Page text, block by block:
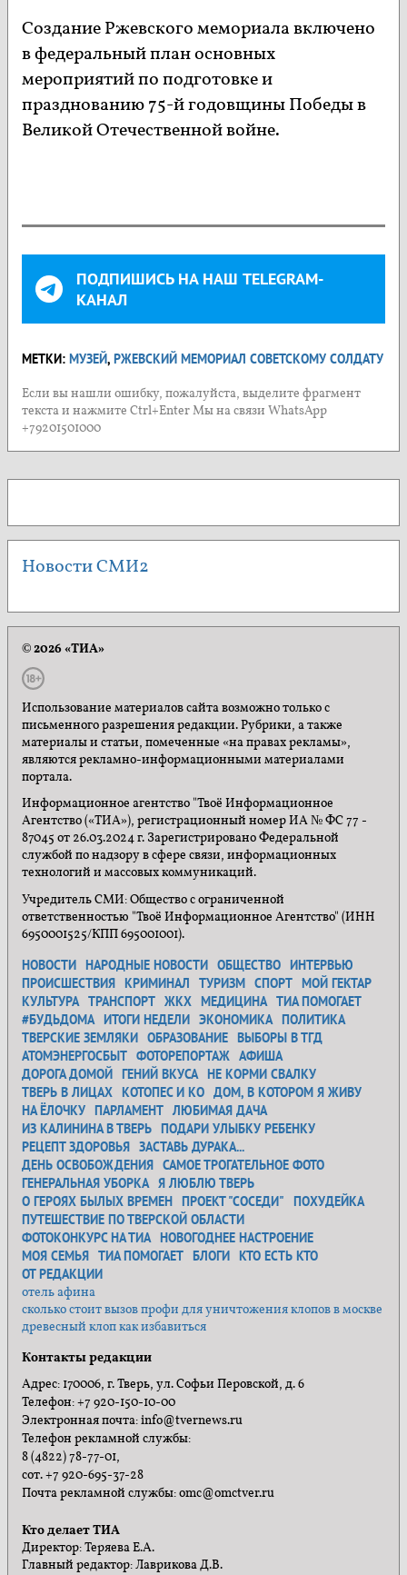
Создание Ржевского мемориала включено
в федеральный план основных
мероприятий по подготовке и
празднованию 75-й годовщины Победы в
Великой Отечественной войне.
ПОДПИШИСЬ НА НАШ TELEGRAM-
КАНАЛ
МЕТКИ: МУЗЕЙ, РЖЕВСКИЙ МЕМОРИАЛ СОВЕТСКОМУ СОЛДАТУ
Если вы нашли ошибку, пожалуйста, выделите фрагмент
текста и нажмите Ctrl+Enter Мы на связи WhatsApp
+79201501000
Новости СМИ2
© 2026 «ТИА»
Использование материалов сайта возможно только с
письменного разрешения редакции. Рубрики, а также
материалы и статьи, помеченные «на правах рекламы»,
являются рекламно-информационными материалами
портала.
Информационное агентство "Твоё Информационное
Агентство («ТИА»), регистрационный номер ИА № ФС 77 -
87045 от 26.03.2024 г. Зарегистрировано Федеральной
службой по надзору в сфере связи, информационных
технологий и массовых коммуникаций.
Учредитель СМИ: Общество с ограниченной
ответственностью "Твоё Информационное Агентство" (ИНН
6950001525/КПП 695001001).
НОВОСТИ НАРОДНЫЕ НОВОСТИ ОБЩЕСТВО ИНТЕРВЬЮ
ПРОИСШЕСТВИЯ КРИМИНАЛ ТУРИЗМ СПОРТ МОЙ ГЕКТАР
КУЛЬТУРА ТРАНСПОРТ ЖКХ МЕДИЦИНА ТИА ПОМОГАЕТ
#БУДЬДОМА ИТОГИ НЕДЕЛИ ЭКОНОМИКА ПОЛИТИКА
ТВЕРСКИЕ ЗЕМЛЯКИ ОБРАЗОВАНИЕ ВЫБОРЫ В ТГД
АТОМЭНЕРГОСБЫТ ФОТОРЕПОРТАЖ АФИША
ДОРОГА ДОМОЙ ГЕНИЙ ВКУСА НЕ КОРМИ СВАЛКУ
ТВЕРЬ В ЛИЦАХ КОТОПЕС И КО ДОМ, В КОТОРОМ Я ЖИВУ
НА ЁЛОЧКУ ПАРЛАМЕНТ ЛЮБИМАЯ ДАЧА
ИЗ КАЛИНИНА В ТВЕРЬ ПОДАРИ УЛЫБКУ РЕБЕНКУ
РЕЦЕПТ ЗДОРОВЬЯ ЗАСТАВЬ ДУРАКА...
ДЕНЬ ОСВОБОЖДЕНИЯ САМОЕ ТРОГАТЕЛЬНОЕ ФОТО
ГЕНЕРАЛЬНАЯ УБОРКА Я ЛЮБЛЮ ТВЕРЬ
О ГЕРОЯХ БЫЛЫХ ВРЕМЕН ПРОЕКТ "СОСЕДИ"
ПОХУДЕЙКА
ПУТЕШЕСТВИЕ ПО ТВЕРСКОЙ ОБЛАСТИ
ФОТОКОНКУРС НА ТИА НОВОГОДНЕЕ НАСТРОЕНИЕ
МОЯ СЕМЬЯ ТИА ПОМОГАЕТ БЛОГИ КТО ЕСТЬ КТО
ОТ РЕДАКЦИИ
отель афина
сколько стоит вызов профи для уничтожения клопов в москве
древесный клоп как избавиться
Контакты редакции
Адрес: 170006, г. Тверь, ул. Софьи Перовской, д. 6
Телефон: +7 920-150-10-00
Электронная почта: info@tvernews.ru
Телефон рекламной службы:
8 (4822) 78-77-01,
сот. +7 920-695-37-28
Почта рекламной службы: omc@omctver.ru
Кто делает ТИА
Директор: Теряева Е.А.
Главный редактор: Лаврикова Д.В.